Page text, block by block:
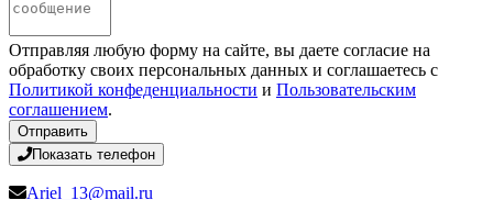
Отправляя любую форму на сайте, вы даете согласие на
обработку своих персональных данных и соглашаетесь с
Политикой конфеденциальности и Пользовательским
соглашением.
Отправить
Показать телефон
Ariel_13@mail.ru